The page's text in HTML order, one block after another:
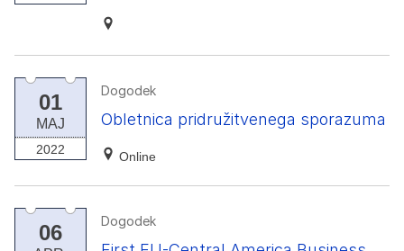
01
MAJ
2022
Dogodek
Obletnica pridružitvenega sporazuma
Online
06 Dogodek